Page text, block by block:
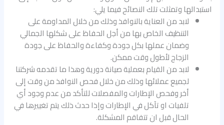
استبدالها وتمثلت تلك النصائح فيما يلي:
لابد من العناية بالنوافذ وذلك من خلال المداومة على
التنظيف الخاص بها من أجل الحفاظ على شكلها الجمالي
وضمان عملها بكل جودة وكفاءة والحفاظ على جودة
الزجاج لأطول وقت ممكن.
لابد من القيام بعملية صيانة دورية وهذا ما تقدمه شركتنا
لجميع عملائها وذلك من خلال فحص النوافذ من وقت إلى
أخر وفحص الإطارات والمفصلات للتأكد من عدم وجود أي
تلفيات او تآكل في الإطارات وإذا حدث ذلك يتم تغييرها في
الحال قبل ان تتفاقم المشكلة.